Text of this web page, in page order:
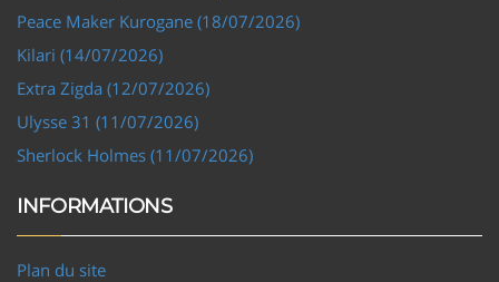
Peace Maker Kurogane (18/07/2026)
Kilari (14/07/2026)
Extra Zigda (12/07/2026)
Ulysse 31 (11/07/2026)
Sherlock Holmes (11/07/2026)
INFORMATIONS
Plan du site